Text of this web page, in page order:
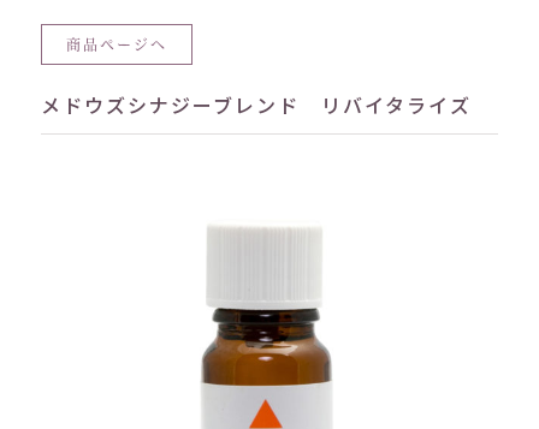
商品ページへ
メドウズシナジーブレンド リバイタライズ